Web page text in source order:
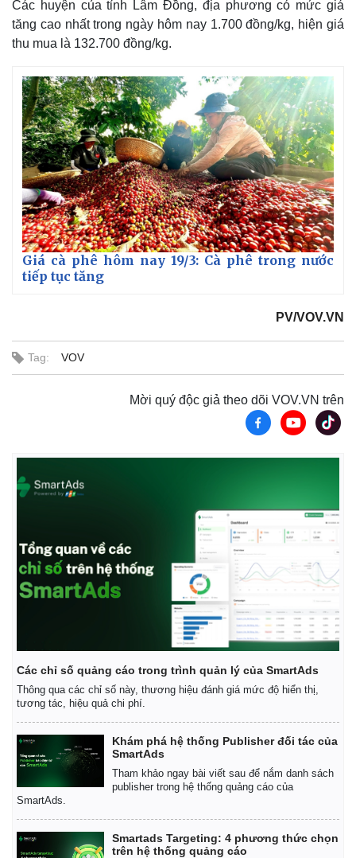
Khởi nghiệp
Thị trường
Tiêu dùng
Giá cà phê
Các huyện của tỉnh Lâm Đồng, địa phương có mức giá
tăng cao nhất trong ngày hôm nay 1.700 đồng/kg, hiện giá
thu mua là 132.700 đồng/kg.
Giá cà phê hôm nay 19/3: Cà phê trong nước
tiếp tục tăng
PV/VOV.VN
Tag: VOV
Mời quý độc giả theo dõi VOV.VN trên
Các chỉ số quảng cáo trong trình quản lý của SmartAds
Thông qua các chỉ số này, thương hiệu đánh giá mức độ hiển thị,
tương tác, hiệu quả chi phí.
Khám phá hệ thống Publisher đối tác của
SmartAds
Tham khảo ngay bài viết sau để nắm danh sách
publisher trong hệ thống quảng cáo của
SmartAds.
Smartads Targeting: 4 phương thức chọn
trên hệ thống quảng cáo